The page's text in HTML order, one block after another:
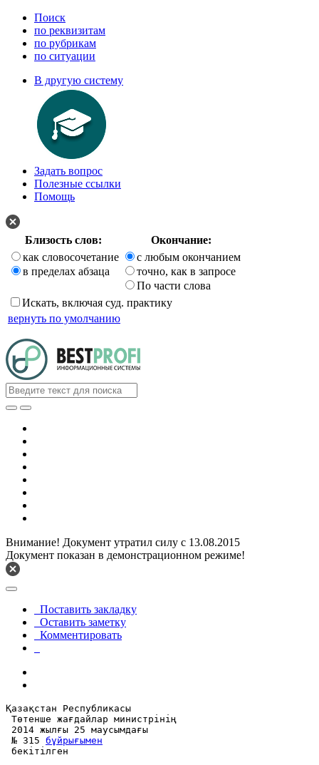
Поиск
по реквизитам
по рубрикам
по ситуации
В другую систему
Задать вопрос
Полезные ссылки
Помощь
Близость слов:
Окончание:
как словосочетание
в пределах абзаца
с любым окончанием
точно, как в запросе
По части слова
Искать, включая суд. практику
вернуть по умолчанию
Внимание! Документ утратил силу с 13.08.2015
Документ показан в демонстрационном режиме!
Поставить закладку
Оставить заметку
Комментировать
Қазақстан Республикасы
Төтенше жағдайлар министрінің
2014 жылғы 25 маусымдағы
№ 315 бұйрығымен
бекітілген